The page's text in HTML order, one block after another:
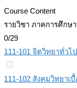
Course Content
รายวิชา ภาคการศึกษ
0/29
111-101 จิตวิทยาทั่วไ
111-102 สังคมวิทยาเ